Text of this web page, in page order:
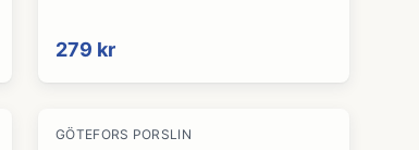
279 kr
GÖTEFORS PORSLIN